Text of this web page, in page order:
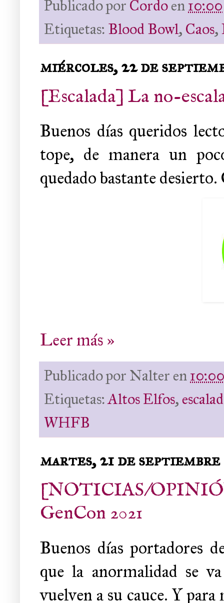
Publicado por Cordoen10:00
Etiquetas: Blood Bowl, Caos,
miércoles, 22 de
[Escalada] La no-
Buenos días queridos
tope, de manera un
quedado bastante
Leer más »
Publicado por Nalteren10:00
Etiquetas:Altos Elfos,
WHFB
martes, 21 de septiembre
[NOTICIAS/
GenCon 2021
Buenos días portadores
que la anormalidad se
vuelven a su cauce. Y